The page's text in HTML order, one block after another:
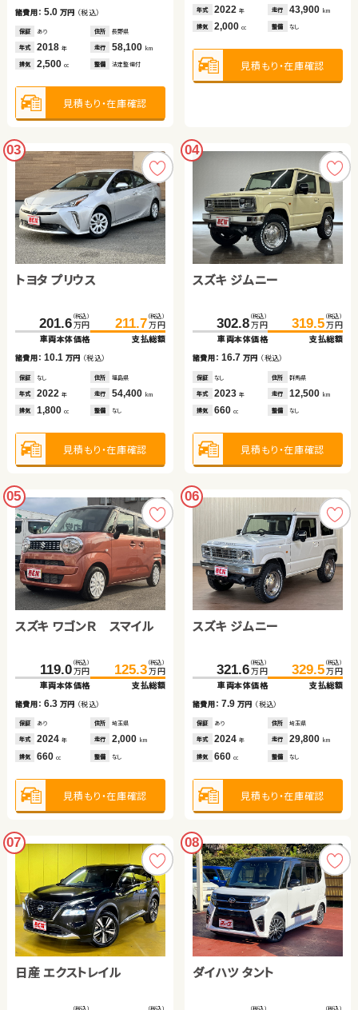
諸費用：5.0 万円 （税込）
保証 あり 住所 長野県
年式 2018 年 走行 58,100 km
排気 2,500 cc 整備 法定整備付
見積もり・在庫確認
年式 2022 年 走行 43,900 km
排気 2,000 cc 整備 なし
見積もり・在庫確認
03
トヨタ プリウス
201.6 （税込）
万円
車両本体価格
211.7 （税込）
万円
支払総額
諸費用：10.1 万円 （税込）
保証 なし 住所 福島県
年式 2022 年 走行 54,400 km
排気 1,800 cc 整備 なし
見積もり・在庫確認
04
スズキ ジムニー
302.8 （税込）
万円
車両本体価格
319.5 （税込）
万円
支払総額
諸費用：16.7 万円 （税込）
保証 なし 住所 群馬県
年式 2023 年 走行 12,500 km
排気 660 cc 整備 なし
見積もり・在庫確認
05
スズキ ワゴンＲ スマイル
119.0 （税込）
万円
車両本体価格
125.3 （税込）
万円
支払総額
諸費用：6.3 万円 （税込）
保証 あり 住所 埼玉県
年式 2024 年 走行 2,000 km
排気 660 cc 整備 なし
見積もり・在庫確認
06
スズキ ジムニー
321.6 （税込）
万円
車両本体価格
329.5 （税込）
万円
支払総額
諸費用：7.9 万円 （税込）
保証 あり 住所 埼玉県
年式 2024 年 走行 29,800 km
排気 660 cc 整備 なし
見積もり・在庫確認
07
日産 エクストレイル
（税込） （税込）
08
ダイハツ タント
（税込） （税込）